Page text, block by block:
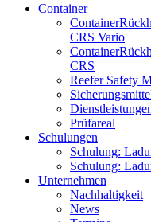
Container
CRS Vario
CRS
Reefer Safety
Prüfareal
Schulungen
Schulung:
Schulung:
Unternehmen
Nachhaltigkeit
News